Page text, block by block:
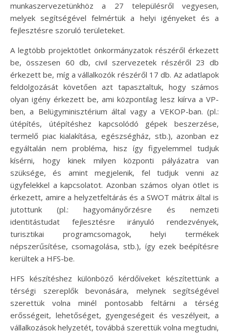
munkaszervezetünkhöz a 27 településről vegyesen,
melyek segítségével felmértük a helyi igényeket és a
fejlesztésre szoruló területeket.
A legtöbb projektötlet önkormányzatok részéről érkezett
be, összesen 60 db, civil szervezetek részéről 23 db
érkezett be, míg a vállalkozók részéről 17 db. Az adatlapok
feldolgozását követően azt tapasztaltuk, hogy számos
olyan igény érkezett be, ami központilag lesz kiírva a VP-
ben, a Belügyminisztérium által vagy a VEKOP-ban. (pl.:
útépítés, útépítéshez kapcsolódó gépek beszerzése,
termelő piac kialakítása, egészségház, stb.), azonban ez
egyáltalán nem probléma, hisz így figyelemmel tudjuk
kísérni, hogy kinek milyen központi pályázatra van
szüksége, és amint megjelenik, fel tudjuk venni az
ügyfelekkel a kapcsolatot. Azonban számos olyan ötlet is
érkezett, amire a helyzetfeltárás és a SWOT mátrix által is
jutottunk (pl.: hagyományőrzésre és nemzeti
identitástudat fejlesztésre irányuló rendezvények,
turisztikai programcsomagok, helyi termékek
népszerűsítése, csomagolása, stb.), így ezek beépítésre
kerültek a HFS-be.
HFS készítéshez különböző kérdőíveket készítettünk a
térségi szereplők bevonására, melynek segítségével
szerettük volna minél pontosabb feltárni a térség
erősségeit, lehetőséget, gyengeségeit és veszélyeit, a
vállalkozások helyzetét, továbbá szerettük volna megtudni,